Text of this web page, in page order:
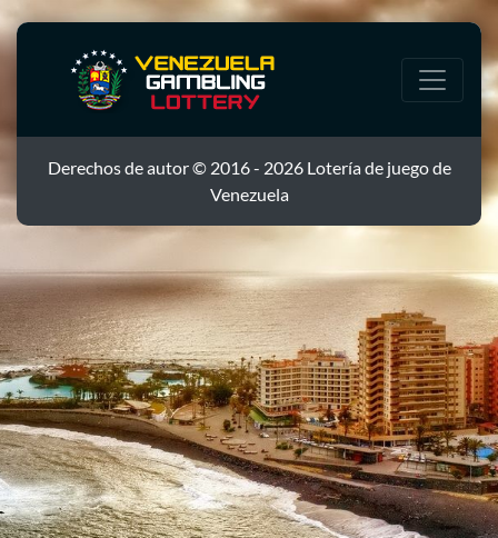
Derechos de autor © 2016 - 2026 Lotería de juego de
Venezuela